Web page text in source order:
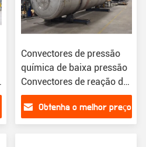
Convectores de pressão
química de baixa pressão
Convectores de reação de
aço inoxidável
Obtenha o melhor preço